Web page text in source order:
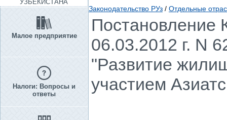
УЗБЕКИСТАНА
Малое предприятие
Налоги: Вопросы и
ответы
Законодательство РУз / Отдельные
Постановление
06.03.2012 г. N
"Развитие
участием